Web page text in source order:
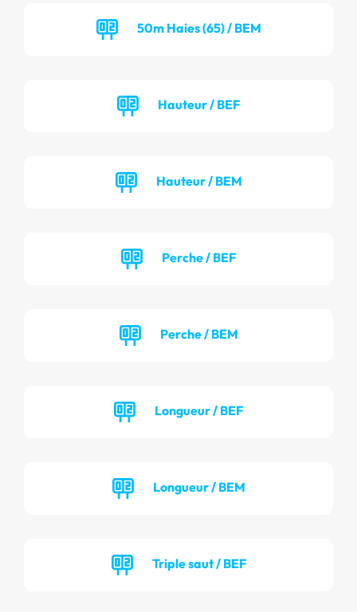
50m Haies (65) / BEM
Hauteur / BEF
Hauteur / BEM
Perche / BEF
Perche / BEM
Longueur / BEF
Longueur / BEM
Triple saut / BEF